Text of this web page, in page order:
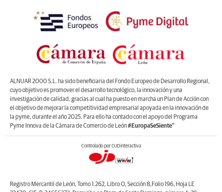
ALNUAR 2000 S.L. ha sido beneficiaria del Fondo Europeo de Desarrollo Regional,
cuyo objetivo es promover el desarrollo tecnológico, la innovación y una
investigación de calidad, gracias al cual ha puesto en marcha un Plan de Acción con
el objetivo de mejorar la competitividad empresarial apoyada en la innovación de
la pyme, durante el año 2025. Para ello ha contado con el apoyo del Programa
Pyme Innova de la Cámara de Comercio de León#EuropaSeSiente”
Controlado por OJDinteractiva
Registro Mercantil de León, Tomo 1.262, Libro O, Sección 8,Folio 196, Hoja LE